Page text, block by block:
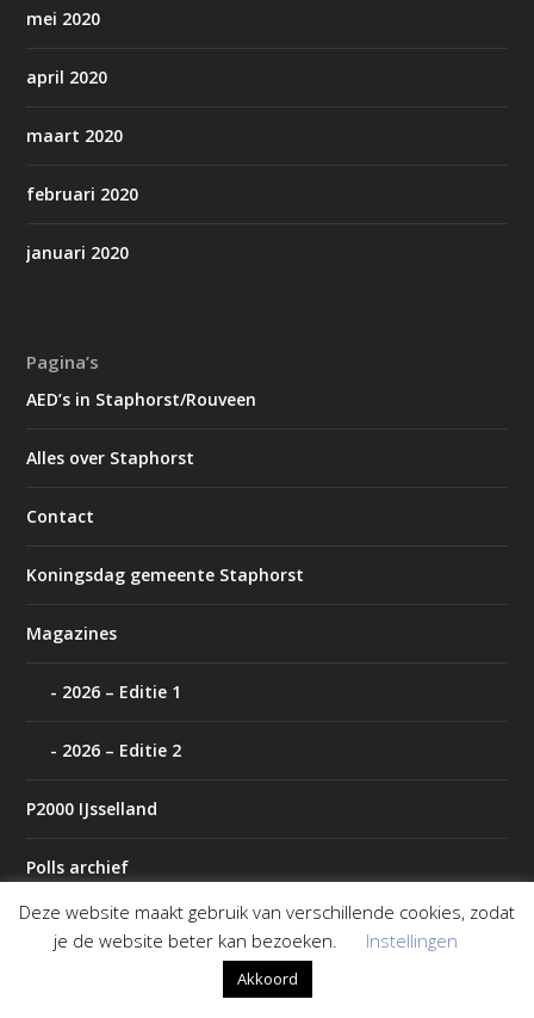
mei 2020
april 2020
maart 2020
februari 2020
januari 2020
Pagina’s
AED’s in Staphorst/Rouveen
Alles over Staphorst
Contact
Koningsdag gemeente Staphorst
Magazines
2026 – Editie 1
2026 – Editie 2
P2000 IJsselland
Polls archief
Tip de redactie
Deze website maakt gebruik van verschillende cookies, zodat
je de website beter kan bezoeken.
Instellingen
Akkoord